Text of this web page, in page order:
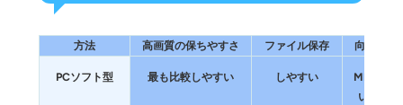
方法 高画質の保ちやすさ ファイル保存 向いてい
PCソフト型 最も比較しやすい しやすい
MP4で残
い人、